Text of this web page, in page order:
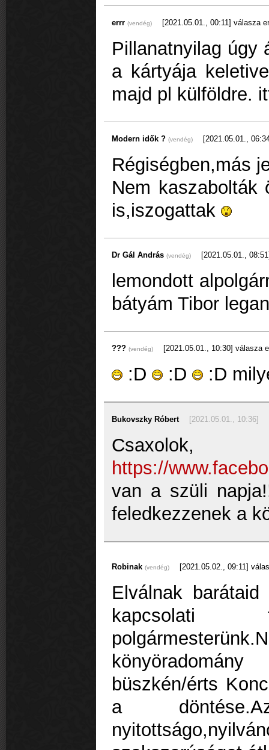
errr (vendég) [2021.05.01., 00:11] válasza
Pillanatnyilag úgy
a kártyája
majd pl külföldre.
Modern idők ? (vendég) [2021.05.01.,
Régiségben,más
Nem kaszabolták
is,iszogattak
Dr Gál András (vendég) [2021.05.01.,
lemondott
bátyám Tibor
??? (vendég) [2021.05.01., 10:30] válasza
:D :D :D
Bukovszky Róbert [2021.05.01., 10:36]
https://
van a szüli
feledkezzenek a
Robinak (vendég) [2021.05.02., 09:11]
Elválnak
kapcsolati
büszkén/érts
a